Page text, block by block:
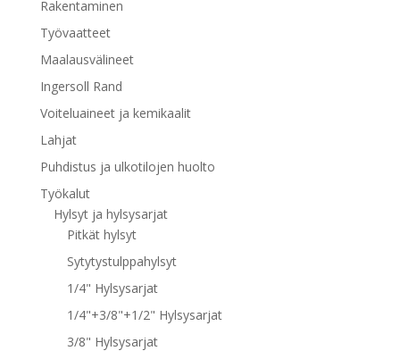
Rakentaminen
Työvaatteet
Maalausvälineet
Ingersoll Rand
Voiteluaineet ja kemikaalit
Lahjat
Puhdistus ja ulkotilojen huolto
Työkalut
Hylsyt ja hylsysarjat
Pitkät hylsyt
Sytytystulppahylsyt
1/4" Hylsysarjat
1/4"+3/8"+1/2" Hylsysarjat
3/8" Hylsysarjat